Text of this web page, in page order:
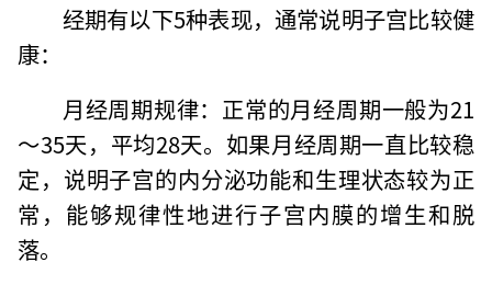
经期有以下5种表现，通常说明子宫比较健
康：
月经周期规律：正常的月经周期一般为21
～35天，平均28天。如果月经周期一直比较稳
定，说明子宫的内分泌功能和生理状态较为正
常，能够规律性地进行子宫内膜的增生和脱
落。